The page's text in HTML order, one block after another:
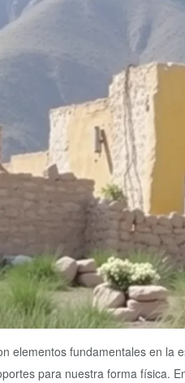
elementos fundamentales en la
para nuestra forma física.